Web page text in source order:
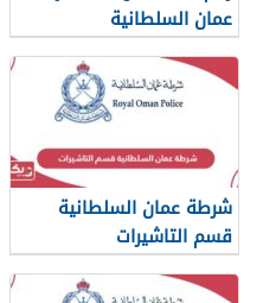
عمان السلطانية
شرطة عمان السلطانية
قسم التاشيرات